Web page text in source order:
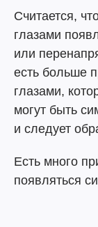
Считается,
глазами
или
есть больше
глазами,
могут быть
и следует
Есть много
появляться